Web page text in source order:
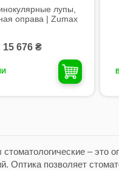
лупы,
оправа | Zumax
15 676 ₴
– это
Оптика позволяет